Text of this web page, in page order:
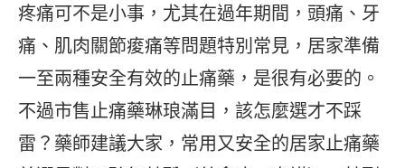
疼痛可不是小事，尤其在過年期間，頭痛、牙
痛、肌肉關節痠痛等問題特別常見，居家準備
一至兩種安全有效的止痛藥，是很有必要的。
不過市售止痛藥琳琅滿目，該怎麼選才不踩
雷？藥師建議大家，常用又安全的居家止痛藥